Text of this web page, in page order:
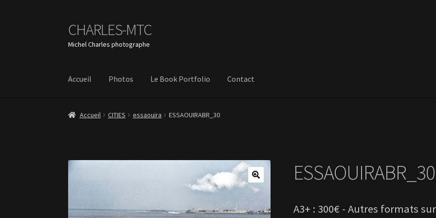
Aller
à
la
Aller
au
contenu
CHARLES-MTC
Michel Charles photographe
Accueil Photos Le Book Portfolio Contact
Accueil CITIES essaouira ESSAOUIRABR_30